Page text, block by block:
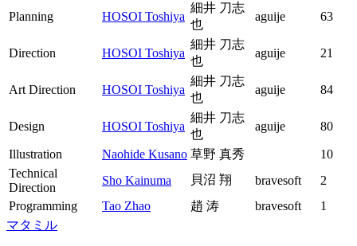
Planning HOSOI Toshiya
細井 刀志
也
aguije 63
Direction HOSOI Toshiya
細井 刀志
也
aguije 21
Art Direction HOSOI Toshiya
細井 刀志
也
aguije 84
Design HOSOI Toshiya
細井 刀志
也
aguije 80
Illustration Naohide Kusano 草野 真秀
10
Technical
Direction
Sho Kainuma 貝沼 翔 bravesoft
2
Programming
Tao Zhao 趙 涛 bravesoft
1
マタミル